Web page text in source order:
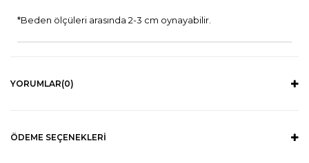
*Beden ölçüleri arasında 2-3 cm oynayabilir.
YORUMLAR(0)
ÖDEME SEÇENEKLERI